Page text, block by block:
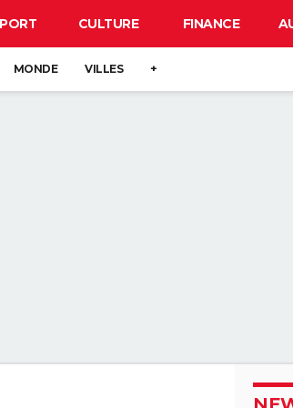
CULTURE FINANCE
MONDE VILLES +